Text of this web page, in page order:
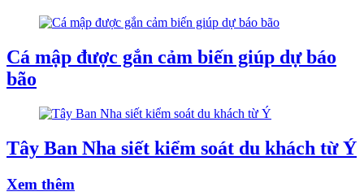
Cá mập được gắn cảm biến giúp dự báo
bão
Tây Ban Nha siết kiểm soát du khách từ Ý
Xem thêm